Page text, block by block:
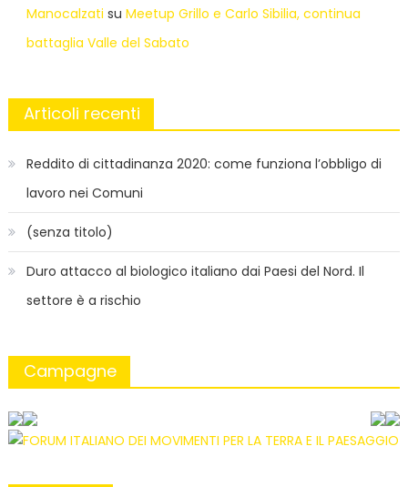
Manocalzati su Meetup Grillo e Carlo Sibilia, continua
battaglia Valle del Sabato
Articoli recenti
Reddito di cittadinanza 2020: come funziona l’obbligo di
lavoro nei Comuni
(senza titolo)
Duro attacco al biologico italiano dai Paesi del Nord. Il
settore è a rischio
Campagne